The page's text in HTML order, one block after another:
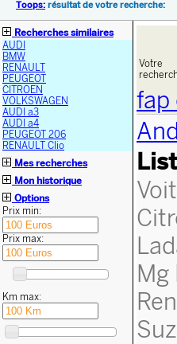
Toops: résultat de votre recherche:
Votre
fap
Mg
Recherches similaires
AUDI
BMW
RENAULT
PEUGEOT
CITROEN
VOLKSWAGEN
AUDI a3
AUDI a4
PEUGEOT 206
RENAULT Clio
Mes recherches
Mon historique
Options
Prix min:
Prix max:
Km max: